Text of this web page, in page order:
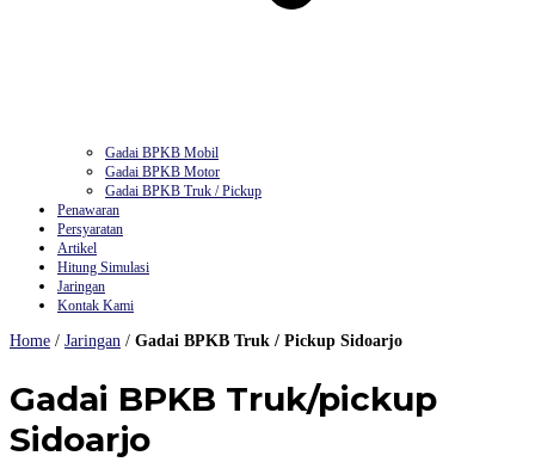
Gadai BPKB Mobil
Gadai BPKB Motor
Gadai BPKB Truk / Pickup
Penawaran
Persyaratan
Artikel
Hitung Simulasi
Jaringan
Kontak Kami
Home / Jaringan / Gadai BPKB Truk / Pickup Sidoarjo
Gadai BPKB Truk/pickup
Sidoarjo